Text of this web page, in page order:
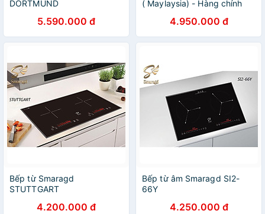
DORTMUND
5.590.000 đ
( Maylaysia) - Hàng chính
4.950.000 đ
Bếp từ Smaragd
STUTTGART
4.200.000 đ
Bếp từ âm Smaragd SI2-
66Y
4.250.000 đ